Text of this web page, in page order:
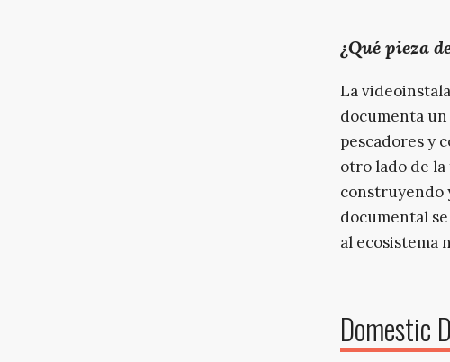
¿Qué pieza
La
documenta un
pescadores y
otro lado de
construyendo
documental
al ecosistema
Domestic